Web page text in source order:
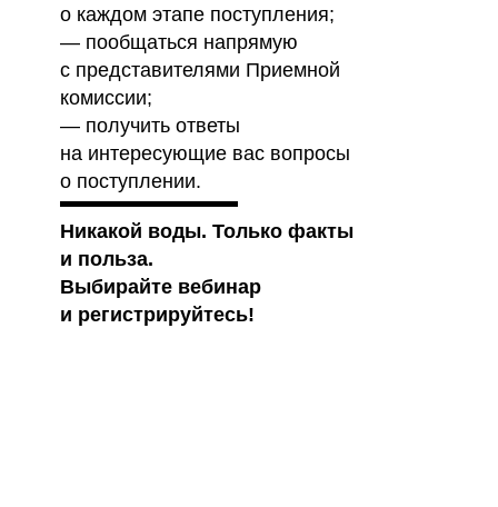
о каждом этапе поступления;
— пообщаться напрямую
с представителями Приемной
комиссии;
— получить ответы
на интересующие вас вопросы
о поступлении.
Никакой воды. Только факты
и польза.
Выбирайте вебинар
и регистрируйтесь!